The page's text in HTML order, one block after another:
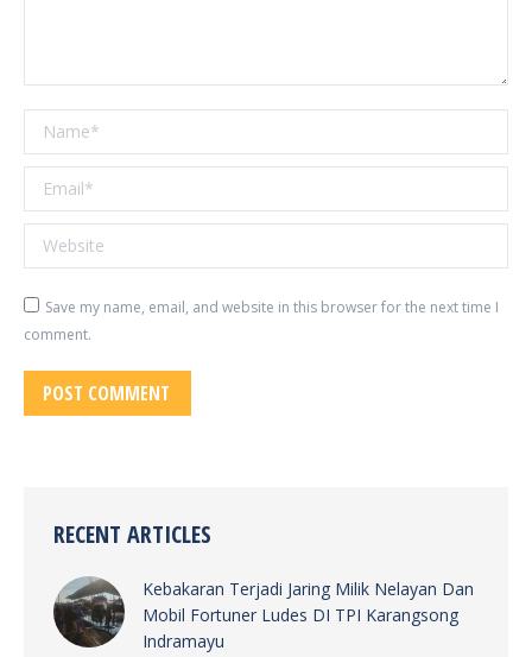
Name *
Email *
Website
Save my name, email, and website in this browser for the next time I
comment.
POST COMMENT
RECENT ARTICLES
Kebakaran Terjadi Jaring Milik Nelayan Dan
Mobil Fortuner Ludes DI TPI Karangsong
Indramayu